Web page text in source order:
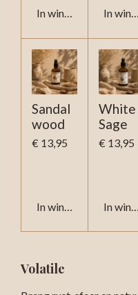
In winkelwagenIn
Sandal
wood
€ 13,95
In winkelwagen
White
Sage
€ 13,95
In
Volatile